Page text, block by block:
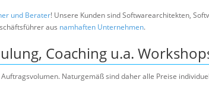
und Berater! Unsere Kunden sind Softwarearchitekten,
aus namhaften Unternehmen.
Coaching u.a.
Naturgemäß sind daher alle Preise